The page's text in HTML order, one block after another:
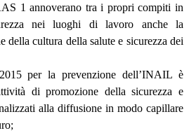
1 annoverano tra i propri compiti in
nei luoghi di lavoro anche la
della cultura della salute e sicurezza dei
per la prevenzione dell’INAIL è
di promozione della sicurezza e
alla diffusione in modo capillare